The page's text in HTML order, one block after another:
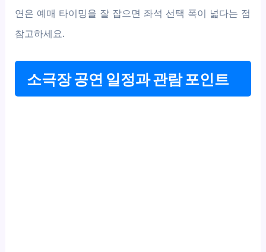
연은 예매 타이밍을 잘 잡으면 좌석 선택 폭이 넓다는 점
참고하세요.
소극장 공연 일정과 관람 포인트